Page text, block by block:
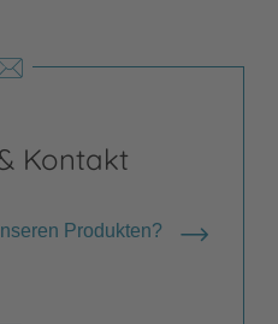
Kontakt
Produkten?